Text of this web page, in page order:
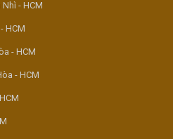
- HCM
HCM
- HCM
- HCM